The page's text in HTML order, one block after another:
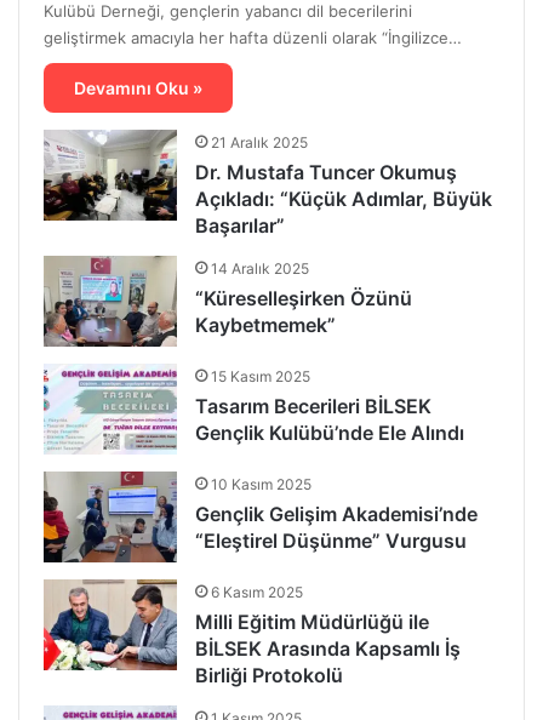
Kulübü Derneği, gençlerin yabancı dil becerilerini
geliştirmek amacıyla her hafta düzenli olarak “İngilizce…
Devamını Oku »
21 Aralık 2025
Dr. Mustafa Tuncer Okumuş
Açıkladı: “Küçük Adımlar, Büyük
Başarılar”
14 Aralık 2025
“Küreselleşirken Özünü
Kaybetmemek”
15 Kasım 2025
Tasarım Becerileri BİLSEK
Gençlik Kulübü’nde Ele Alındı
10 Kasım 2025
Gençlik Gelişim Akademisi’nde
“Eleştirel Düşünme” Vurgusu
6 Kasım 2025
Milli Eğitim Müdürlüğü ile
BİLSEK Arasında Kapsamlı İş
Birliği Protokolü